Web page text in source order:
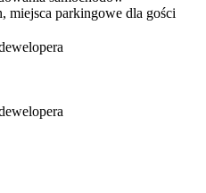
miejsca parkingowe dla gości